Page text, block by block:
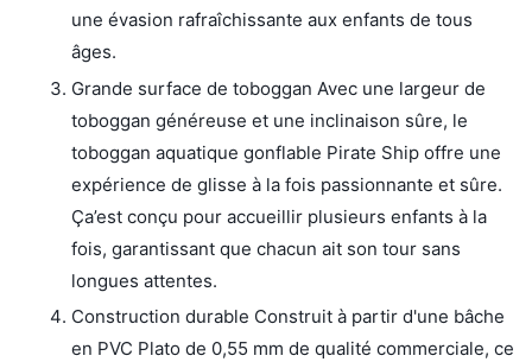
une évasion rafraîchissante aux enfants de tous
âges.
Grande surface de toboggan Avec une largeur de
toboggan généreuse et une inclinaison sûre, le
toboggan aquatique gonflable Pirate Ship offre une
expérience de glisse à la fois passionnante et sûre.
Ça’est conçu pour accueillir plusieurs enfants à la
fois, garantissant que chacun ait son tour sans
longues attentes.
Construction durable Construit à partir d'une bâche
en PVC Plato de 0,55 mm de qualité commerciale, ce